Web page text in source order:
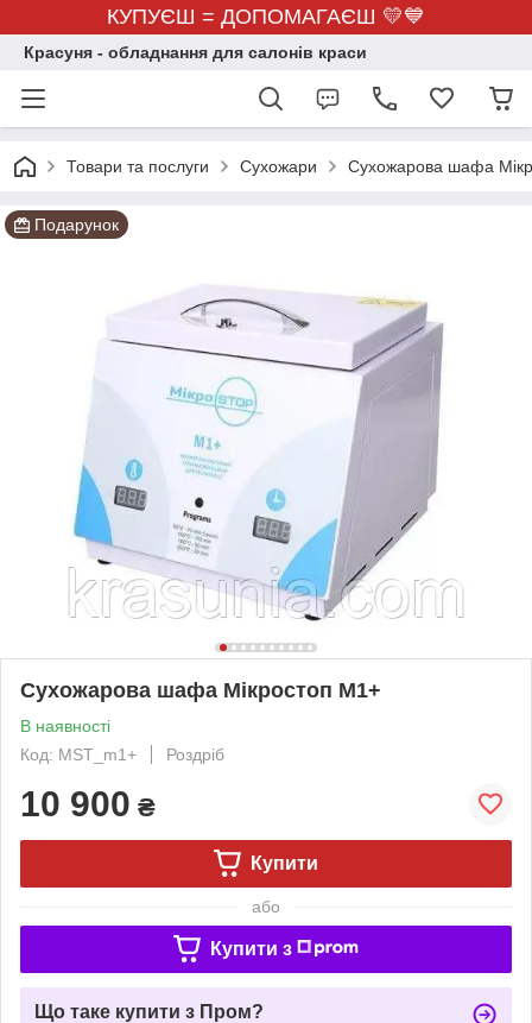
КУПУЄШ = ДОПОМАГАЄШ 💛💙
Красуня - обладнання для салонів краси
Товари та послуги Сухожари Сухожарова шафа
Подарунок
Сухожарова шафа Мікростоп М1+
В наявності
Код: MST_m1+
Роздріб
10 900 ₴
Купити
або
Купити з
Що таке купити з Пром?